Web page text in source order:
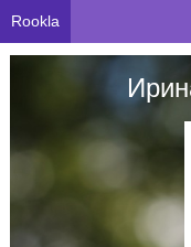
Rookla